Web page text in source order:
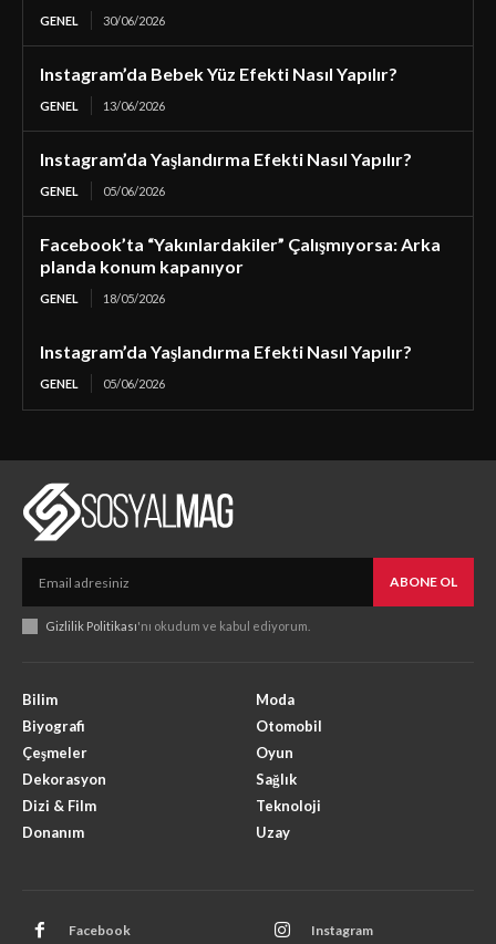
GENEL 30/06/2026
Instagram’da Bebek Yüz Efekti Nasıl Yapılır?
GENEL 13/06/2026
Instagram’da Yaşlandırma Efekti Nasıl Yapılır?
GENEL 05/06/2026
Facebook’ta “Yakınlardakiler” Çalışmıyorsa: Arka
planda konum kapanıyor
GENEL 18/05/2026
Instagram’da Yaşlandırma Efekti Nasıl Yapılır?
GENEL 05/06/2026
ABONE OL
Gizlilik Politikası'nı okudum ve kabul ediyorum.
Bilim
Biyografi
Çeşmeler
Dekorasyon
Dizi & Film
Donanım
Moda
Otomobil
Oyun
Sağlık
Teknoloji
Uzay
Facebook Instagram